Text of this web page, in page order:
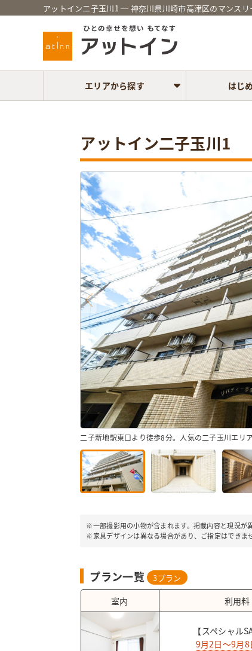
アットイン二子玉川1 ─ 神奈川県川崎市高津区のマンスリ
エリアから探す はじ
アットイン二子玉川1
二子新地駅東口より徒歩8分。人気の二子玉川エリ
※一部撮影用の小物が含まれます。掲載内容と現況が
※家具デザインは異なる場合があり、ご指定はできま
プラン一覧 3プラン
室内 利用料
【スペシャル
9月2日～9月8